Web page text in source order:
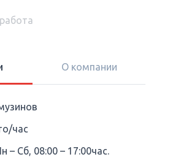
О компании
час
– Сб, 08:00 – 17:00час.